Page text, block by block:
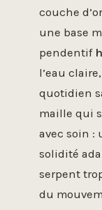
couche
une base
pendentif
l’eau
quotidien
maille qui
avec soin :
solidité
serpent
du